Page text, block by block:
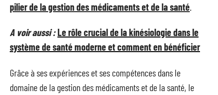
pilier de la gestion des médicaments et de la santé
A voir aussi :Le rôle crucial de la kinésiologie dans le
système de santé moderne et comment en bénéficier
Grâce à ses expériences et ses compétences dans le
domaine de la gestion des médicaments et de la santé, le